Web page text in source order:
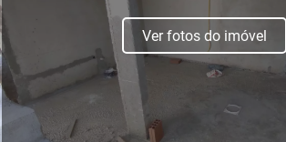
Ver fotos do imóvel